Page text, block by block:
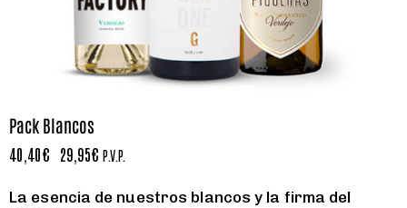
Pack Blancos
40,40€ 29,95€ P.V.P.
La esencia de nuestros blancos y la firma del